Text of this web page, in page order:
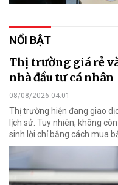
NỔI BẬT
Thị trường giá rẻ
nhà đầu tư cá nhân
08/08/2026 04:01
Thị trường hiện đang giao
lịch sử. Tuy nhiên, không
sinh lời chỉ bằng cách mua